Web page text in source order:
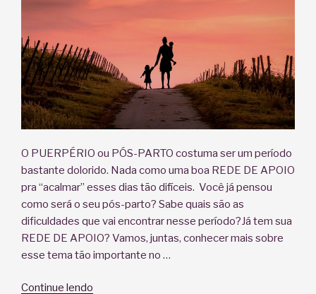
O PUERPÉRIO ou PÓS-PARTO costuma ser um período
bastante dolorido. Nada como uma boa REDE DE APOIO
pra “acalmar” esses dias tão difíceis. Você já pensou
como será o seu pós-parto? Sabe quais são as
dificuldades que vai encontrar nesse período?Já tem sua
REDE DE APOIO? Vamos, juntas, conhecer mais sobre
esse tema tão importante no …
Continue lendo